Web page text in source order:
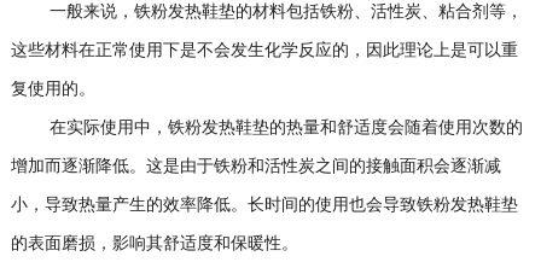
一般来说，铁粉发热鞋垫的材料包括铁粉、活性炭、粘合剂等，
这些材料在正常使用下是不会发生化学反应的，因此理论上是可以重
复使用的。
在实际使用中，铁粉发热鞋垫的热量和舒适度会随着使用次数的
增加而逐渐降低。这是由于铁粉和活性炭之间的接触面积会逐渐减
小，导致热量产生的效率降低。长时间的使用也会导致铁粉发热鞋垫
的表面磨损，影响其舒适度和保暖性。